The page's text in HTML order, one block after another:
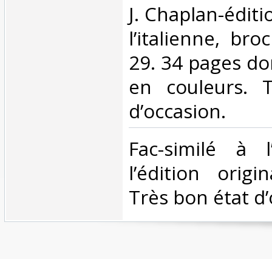
‎J. Chaplan-
l’italienne,
29. 34 pages
en couleurs.
d’occasion.‎
‎Fac-similé à
l’édition
Très bon état